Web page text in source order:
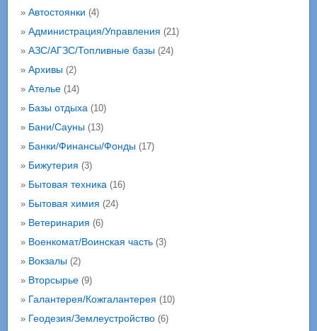
» Автостоянки (4)
» Администрация/Управления (21)
» АЗС/АГЗС/Топливные базы(24)
» Архивы(2)
» Ателье(14)
» Базы отдыха(10)
» Бани/Сауны(13)
» Банки/Финансы/Фонды(17)
» Бижутерия (3)
» Бытовая техника(16)
» Бытовая химия (24)
» Ветеринария (6)
» Военкомат/Воинская часть(3)
» Вокзалы(2)
» Вторсырье(9)
» Галантерея/Кожгалантерея (10)
» Геодезия/Землеустройство(6)